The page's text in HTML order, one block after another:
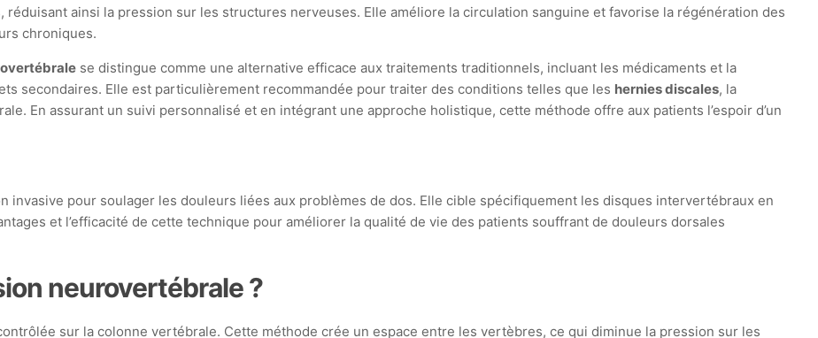
ainsi la pression sur les structures nerveuses. Elle améliore la circulation sanguine et favorise la régénération des
chroniques.
se distingue comme une alternative efficace aux traitements traditionnels, incluant les médicaments et la
secondaires. Elle est particulièrement recommandée pour traiter des conditions telles que les hernies discales, la
En assurant un suivi personnalisé et en intégrant une approche holistique, cette méthode offre aux patients l’espoir d’un
invasive pour soulager les douleurs liées aux problèmes de dos. Elle cible spécifiquement les disques intervertébraux en
et l’efficacité de cette technique pour améliorer la qualité de vie des patients souffrant de douleurs dorsales
neurovertébrale ?
sur la colonne vertébrale. Cette méthode crée un espace entre les vertèbres, ce qui diminue la pression sur les